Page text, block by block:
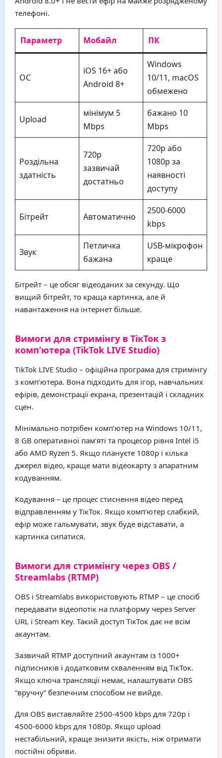
телефоні.
Параметр Мобайл ПК
ОС
iOS 16+ або
Android 8+
Windows
10/11, macOS
обмежено
Upload
мінімум 5
Mbps
бажано 10
Mbps
Роздільна
здатність
720p
зазвичай
достатньо
720p або
1080p за
наявності
доступу
Бітрейт Автоматично
2500-6000
kbps
Звук
Петличка
бажана
USB-мікрофон
краще
Бітрейт – це обсяг відеоданих за секунду. Що
вищий бітрейт, то краща картинка, але й
навантаження на інтернет більше.
Вимоги для стримінгу в ТікТок з
комп’ютера (TikTok LIVE Studio)
TikTok LIVE Studio – офіційна програма для стримінгу
з комп’ютера. Вона підходить для ігор, навчальних
ефірів, демонстрації екрана, презентацій і складних
сцен.
Мінімально потрібен комп’ютер на Windows 10/11,
8 GB оперативної пам’яті та процесор рівня Intel i5
або AMD Ryzen 5. Якщо плануєте 1080p і кілька
джерел відео, краще мати відеокарту з апаратним
кодуванням.
Кодування – це процес стиснення відео перед
відправленням у ТікТок. Якщо комп’ютер слабкий,
ефір може гальмувати, звук буде відставати, а
картинка сипатися.
Вимоги для стримінгу через OBS /
Streamlabs (RTMP)
OBS і Streamlabs використовують RTMP – це спосіб
передавати відеопотік на платформу через Server
URL і Stream Key. Такий доступ ТікТок дає не всім
акаунтам.
Зазвичай RTMP доступний акаунтам із 1000+
підписників і додатковим схваленням від ТікТок.
Якщо ключа трансляції немає, налаштувати OBS
“вручну” безпечним способом не вийде.
Для OBS виставляйте 2500-4500 kbps для 720p і
4500-6000 kbps для 1080p. Якщо upload
нестабільний, краще знизити якість, ніж отримати
постійні обриви.